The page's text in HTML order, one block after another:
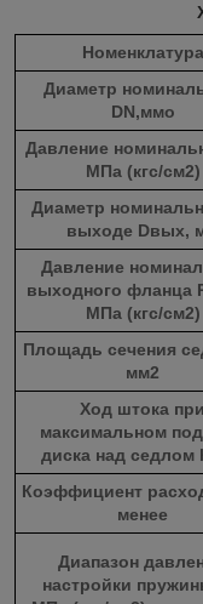
Номенклатура
Диаметр
DN,ммо
Давление
МПа (кгс/см2)
Диаметр
выходе Dвых,
Давление
выходного фланца
МПа (кгс/см2)
Площадь сечения
мм2
Ход штока при
максимальном
диска над седлом
Коэффициент
менее
Диапазон
настройки